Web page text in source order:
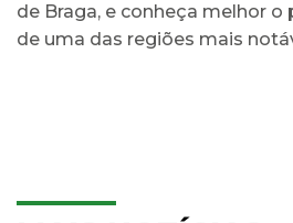
de Braga, e conheça melhor o
de uma das regiões mais